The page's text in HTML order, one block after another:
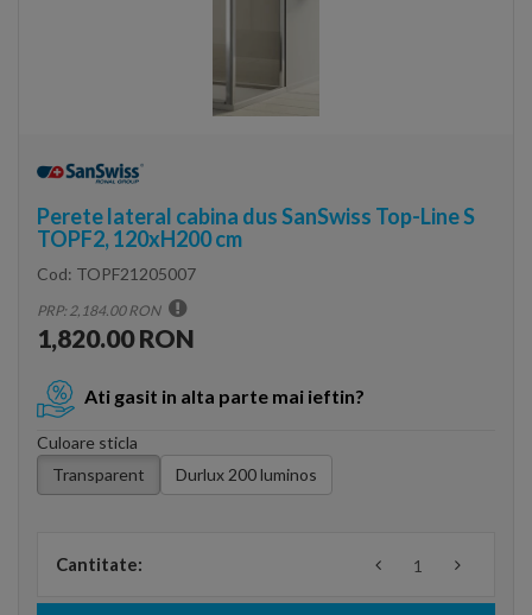
Perete lateral cabina dus SanSwiss Top-Line S
TOPF2, 120xH200 cm
Cod: TOPF21205007
PRP: 2,184.00 RON
1,820.00 RON
Ati gasit in alta parte mai ieftin?
Culoare sticla
Transparent
Durlux 200 luminos
Cantitate: